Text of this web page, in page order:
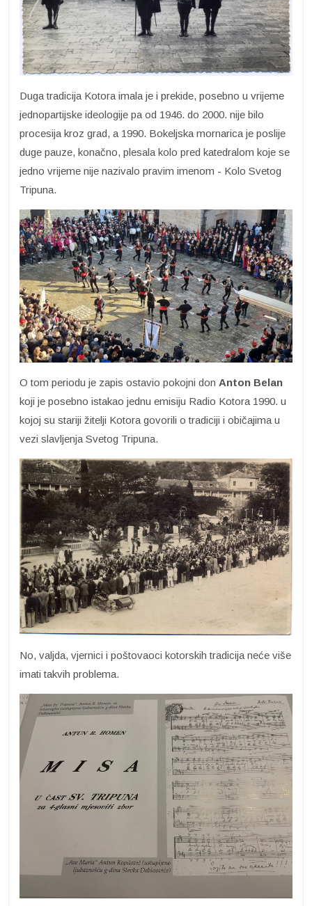
Duga tradicija Kotora imala je i prekide, posebno u vrijeme
jednopartijske ideologije pa od 1946. do 2000. nije bilo
procesija kroz grad, a 1990. Bokeljska mornarica je poslije
duge pauze, konačno, plesala kolo pred katedralom koje se
jedno vrijeme nije nazivalo pravim imenom - Kolo Svetog
Tripuna.
O tom periodu je zapis ostavio pokojni don Anton Belan
koji je posebno istakao jednu emisiju Radio Kotora 1990. u
kojoj su stariji žitelji Kotora govorili o tradiciji i običajima u
vezi slavljenja Svetog Tripuna.
No, valjda, vjernici i poštovaoci kotorskih tradicija neće više
imati takvih problema.